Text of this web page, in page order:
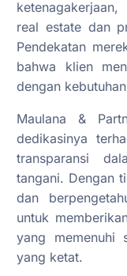
real estate dan
Pendekatan
bahwa klien
dengan
Maulana &
dedikasinya
transparansi
tangani. Dengan
dan
untuk
yang memenuhi
yang ketat.